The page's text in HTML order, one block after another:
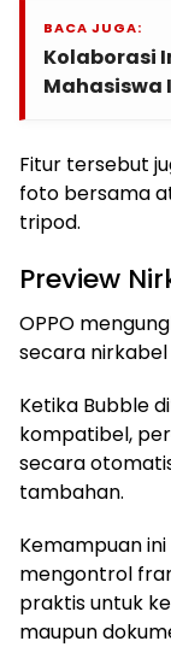
BACA JUGA:
Kolaborasi
Mahasiswa
Fitur tersebut
foto bersama
tripod.
Preview
OPPO
secara
Ketika Bubble
kompatibel,
secara
tambahan.
Kemampuan
mengontrol
praktis untuk
maupun